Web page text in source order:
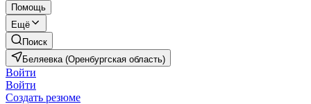
Помощь
Ещё
Поиск
Беляевка (Оренбургская область)
Войти
Войти
Создать резюме